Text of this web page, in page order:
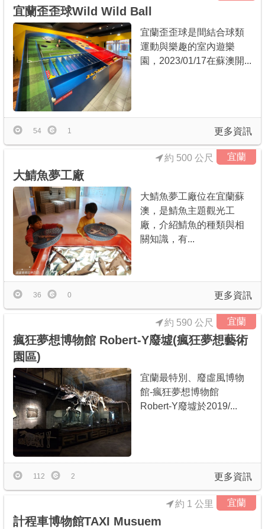
宜蘭歪歪球Wild Wild Ball
宜蘭歪歪球是間結合球類
運動與樂趣的室內遊樂
園，2023/01/17在蘇澳開...
更多資訊
54 1
宜蘭
約 500 公尺
大鯖魚夢工廠
大鯖魚夢工廠位在宜蘭蘇
澳，是鯖魚主題觀光工
廠，介紹鯖魚的種類與相
關知識，有...
更多資訊
36 0
宜蘭
約 590 公尺
瘋狂夢想博物館 Robert-Y廢墟(瘋狂夢想藝術
園區)
宜蘭最特別、廢虛風博物
館-瘋狂夢想博物館
Robert-Y廢墟於2019/...
更多資訊
112 2
宜蘭
約 1 公里
計程車博物館TAXI Musuem